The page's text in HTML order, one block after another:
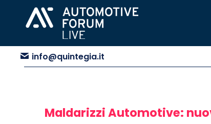
info@quintegia.it
Maldarizzi Automotive: